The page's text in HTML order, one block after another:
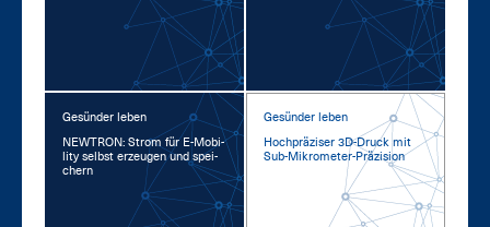
Gesünder leben
NEW­TRON: Strom für E-Mo­bi­
li­ty selbst er­zeu­gen und spei­
chern
Gesünder leben
Hoch­prä­zi­ser 3D-Druck mit
Sub-Mi­kro­me­ter-Prä­zi­si­on